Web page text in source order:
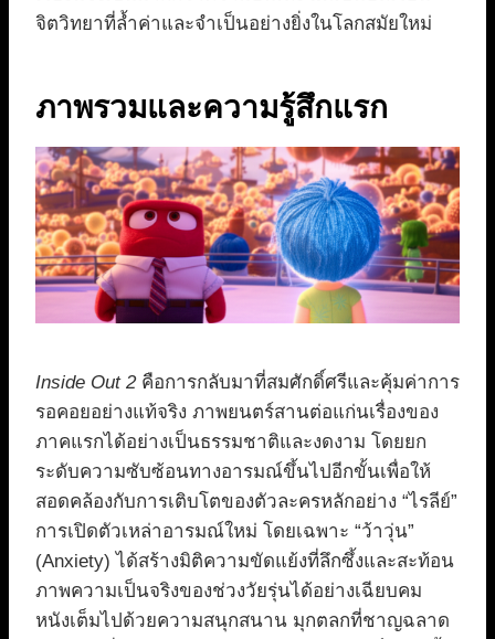
จิตวิทยาที่ล้ำค่าและจำเป็นอย่างยิ่งในโลกสมัยใหม่
ภาพรวมและความรู้สึกแรก
Inside Out 2คือการกลับมาที่สมศักดิ์ศรีและคุ้มค่าการ
รอคอยอย่างแท้จริง ภาพยนตร์สานต่อแก่นเรื่องของ
ภาคแรกได้อย่างเป็นธรรมชาติและงดงาม โดยยก
ระดับความซับซ้อนทางอารมณ์ขึ้นไปอีกขั้นเพื่อให้
สอดคล้องกับการเติบโตของตัวละครหลักอย่าง “ไรลีย์”
การเปิดตัวเหล่าอารมณ์ใหม่ โดยเฉพาะ “ว้าวุ่น”
(Anxiety) ได้สร้างมิติความขัดแย้งที่ลึกซึ้งและสะท้อน
ภาพความเป็นจริงของช่วงวัยรุ่นได้อย่างเฉียบคม
หนังเต็มไปด้วยความสนุกสนาน มุกตลกที่ชาญฉลาด